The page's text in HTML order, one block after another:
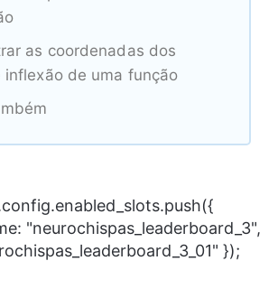
as coordenadas dos
inflexão de uma função
"neurochispas_leaderboard_3",
});